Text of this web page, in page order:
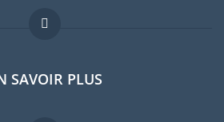
Forum expatriés
Guides pays
SAVOIR PLUS